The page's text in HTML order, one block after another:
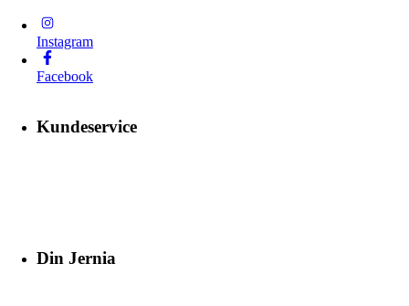
Instagram
Facebook
Kundeservice
Din Jernia